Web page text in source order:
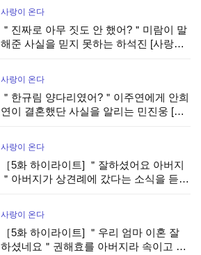
사랑이 온다
＂진짜로 아무 짓도 안 했어?＂미람이 말
해준 사실을 믿지 못하는 하석진 [사랑이
사랑이 온다
＂한규림 양다리였어?＂이주연에게 안희
연이 결혼했단 사실을 알리는 민진웅 [사
사랑이 온다
［5화 하이라이트] ＂잘하셨어요 아버지
＂아버지가 상견례에 갔다는 소식을 듣고
사랑이 온다
［5화 하이라이트] ＂우리 엄마 이혼 잘
하셨네요＂권해효를 아버지라 속이고 상